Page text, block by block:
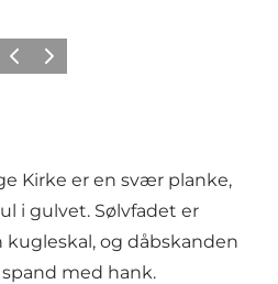
ForrigeNæste
Kirke er en svær planke,
i gulvet. Sølvfadet er
og dåbskanden
med hank.